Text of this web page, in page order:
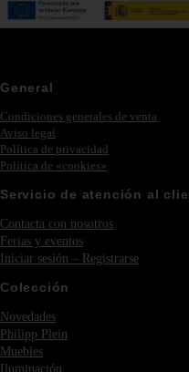
General
Condiciones generales de venta
Aviso legal
Política de privacidad
Política de «cookies»
Servicio de atención al
Contacta con nosotros
Ferias y eventos
Iniciar sesión – Registrarse
Colección
Novedades
Philipp Plein
Muebles
Iluminación